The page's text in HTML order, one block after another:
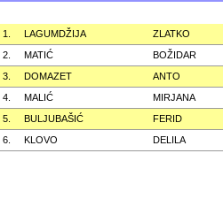
1. LAGUMDŽIJA ZLATKO
2.
MATIĆ BOŽIDAR
3.
DOMAZET ANTO
4.
MALIĆ MIRJANA
5.
BULJUBAŠIĆ FERID
6.
KLOVO DELILA